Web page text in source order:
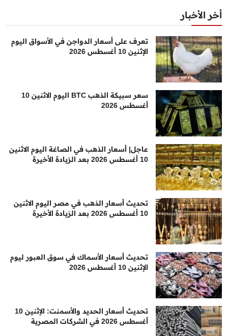
أخر الأخبار
تعرف على أسعار الدواجن في الأسواق اليوم
الإثنين 10 أغسطس 2026
سعر سبيكة الذهب BTC اليوم الاثنين 10
أغسطس 2026
عاجل| أسعار الذهب في الصاغة اليوم الاثنين
10 أغسطس 2026 بعد الزيادة الأخيرة
تحديث أسعار الذهب في مصر اليوم الاثنين
10 أغسطس 2026 بعد الزيادة الأخيرة
تحديث أسعار الأسماك في سوق العبور ليوم
الإثنين 10 أغسطس 2026
تحديث أسعار الحديد والأسمنت: الإثنين 10
أغسطس 2026 في الشركات المصرية